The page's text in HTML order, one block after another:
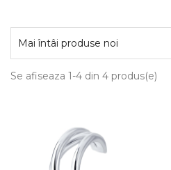
Mai întâi produse noi
Se afiseaza 1-4 din 4 produs(e)